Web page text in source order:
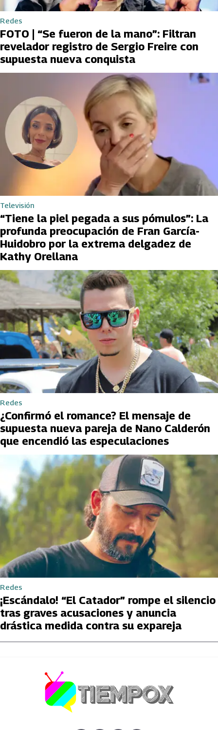
Redes
FOTO | “Se fueron de la mano”: Filtran
revelador registro de Sergio Freire con
supuesta nueva conquista
Televisión
“Tiene la piel pegada a sus pómulos”: La
profunda preocupación de Fran García-
Huidobro por la extrema delgadez de
Kathy Orellana
Redes
¿Confirmó el romance? El mensaje de
supuesta nueva pareja de Nano Calderón
que encendió las especulaciones
Redes
¡Escándalo! “El Catador” rompe el silencio
tras graves acusaciones y anuncia
drástica medida contra su expareja